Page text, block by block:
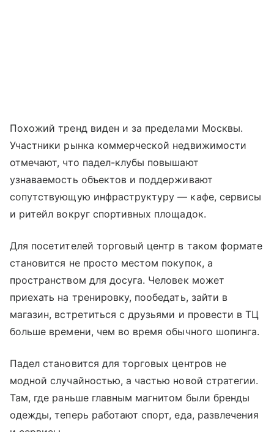
Похожий тренд виден и за пределами Москвы.
Участники рынка коммерческой недвижимости
отмечают, что падел-клубы повышают
узнаваемость объектов и поддерживают
сопутствующую инфраструктуру — кафе, сервисы
и ритейл вокруг спортивных площадок.
Для посетителей торговый центр в таком формате
становится не просто местом покупок, а
пространством для досуга. Человек может
приехать на тренировку, пообедать, зайти в
магазин, встретиться с друзьями и провести в ТЦ
больше времени, чем во время обычного шопинга.
Падел становится для торговых центров не
модной случайностью, а частью новой стратегии.
Там, где раньше главным магнитом были бренды
одежды, теперь работают спорт, еда, развлечения